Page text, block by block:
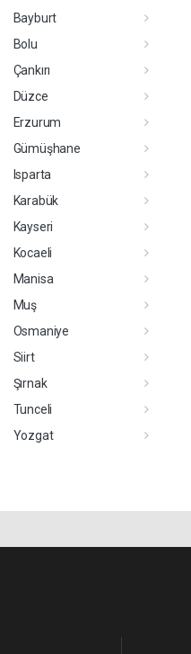
Bayburt
Bolu
Çankırı
Düzce
Erzurum
Gümüşhane
Isparta
Karabük
Kayseri
Kocaeli
Manisa
Muş
Osmaniye
Siirt
Şırnak
Tunceli
Yozgat